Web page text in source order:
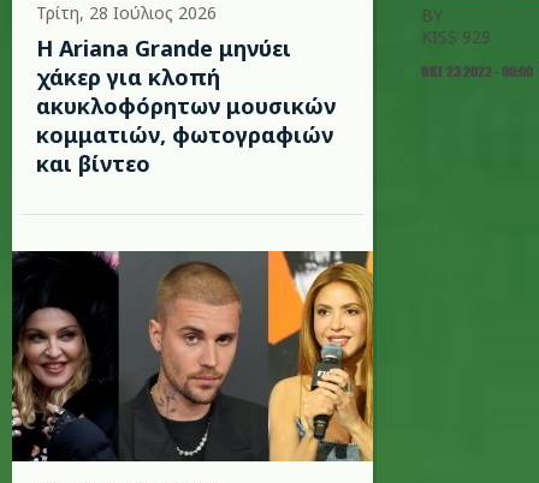
Τρίτη, 28 Ιούλιος 2026
Η Ariana Grande μηνύει
χάκερ για κλοπή
ακυκλοφόρητων μουσικών
κομματιών, φωτογραφιών
και βίντεο
BY
KISS 929
ΟΚΤ 23 2022 - 00:00